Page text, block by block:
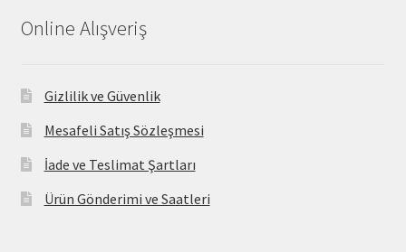
Online Alışveriş
Gizlilik ve Güvenlik
Mesafeli Satış Sözleşmesi
İade ve Teslimat Şartları
Ürün Gönderimi ve Saatleri